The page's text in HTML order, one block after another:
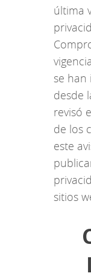
última
se han
desde
revisó
de los
este
sitios